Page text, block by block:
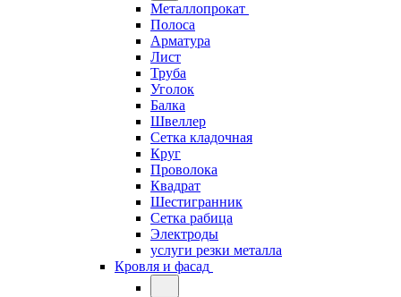
Металлопрокат
Полоса
Арматура
Лист
Труба
Уголок
Балка
Швеллер
Сетка кладочная
Круг
Проволока
Квадрат
Шестигранник
Сетка рабица
Электроды
услуги резки металла
Кровля и фасад